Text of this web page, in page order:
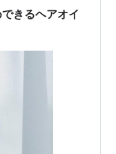
きるヘアオイ